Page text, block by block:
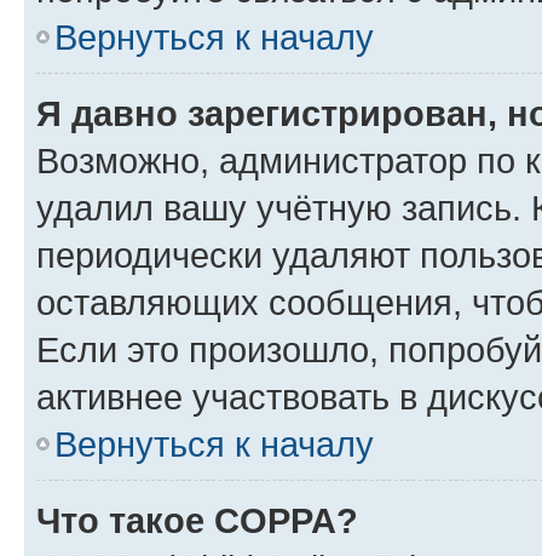
Вернуться к началу
Я давно зарегистрирован,
Возможно, администратор по
удалил вашу учётную запись.
периодически удаляют
оставляющих сообщения,
Если это произошло,
активнее участвовать в
Вернуться к началу
Что такое COPPA?